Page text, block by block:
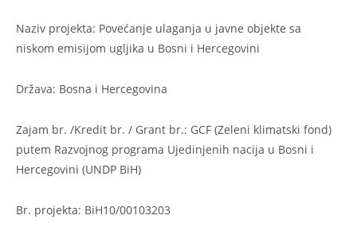
Naziv projekta: Povećanje ulaganja u javne objekte sa
niskom emisijom ugljika u Bosni i Hercegovini
Država: Bosna i Hercegovina
Zajam br. /Kredit br. / Grant br.: GCF (Zeleni klimatski fond)
putem Razvojnog programa Ujedinjenih nacija u Bosni i
Hercegovini (UNDP BiH)
Br. projekta: BiH10/00103203